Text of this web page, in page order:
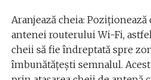
Aranjează cheia: Poziționează
antenei routerului Wi-Fi,
cheii să fie îndreptată spre
îmbunătățești semnalul.